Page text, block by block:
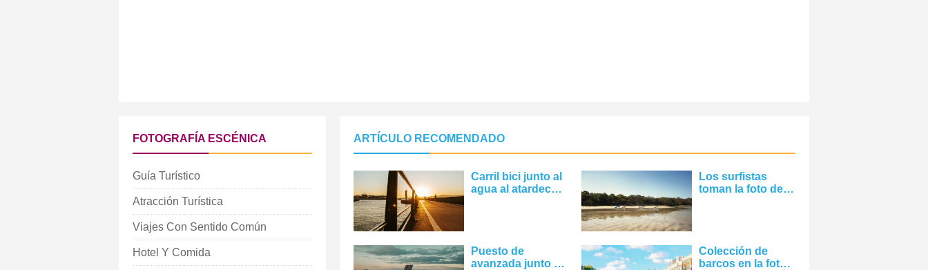
FOTOGRAFÍA ESCÉNICA
Guía Turístico
Atracción Turística
Viajes Con Sentido Común
Hotel Y Comida
ARTÍCULO RECOMENDADO
Carril bici junto al
agua al atardecer
Los surfistas
toman la foto del
Puesto de
avanzada junto al
Colección de
barcos en la foto